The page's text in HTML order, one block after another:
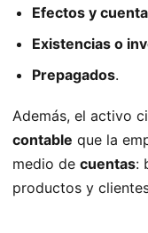
Efectos y
Existencias o
Prepagados.
Además, el activo
contable que la
medio de cuentas:
productos y